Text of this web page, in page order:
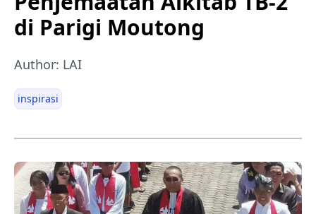
di Parigi Moutong
Author: LAI
inspirasi